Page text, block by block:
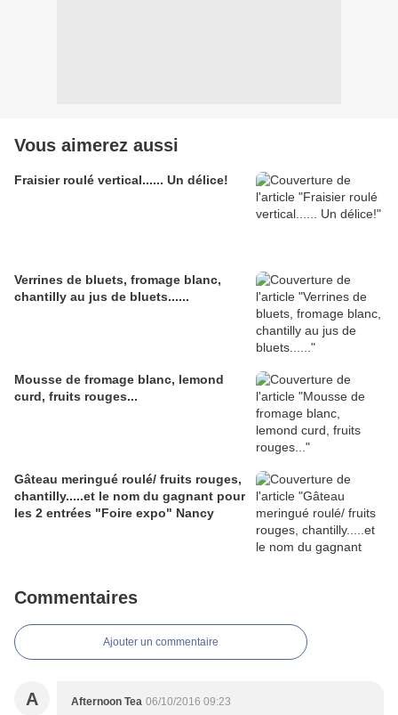
Vous aimerez aussi
Fraisier roulé vertical...... Un délice!
Verrines de bluets, fromage blanc,
chantilly au jus de bluets......
Mousse de fromage blanc, lemond
curd, fruits rouges...
Gâteau meringué roulé/ fruits rouges,
chantilly.....et le nom du gagnant pour
les 2 entrées "Foire expo" Nancy
Commentaires
Ajouter un commentaire
A Afternoon Tea 06/10/2016 09:23